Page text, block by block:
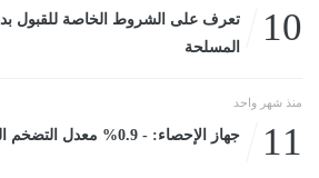
10
تعرف على الشروط الخاصة للقبول
المسلحة
منذ شهر واحد
11 جهاز الإحصاء: - 0.9% معدل التضخم الشهرى لشهر يونيو 2026